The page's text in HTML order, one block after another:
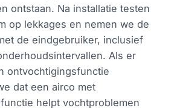
ontstaan. Na installatie testen
op lekkages en nemen we de
de eindgebruiker, inclusief
Als er
ontvochtigingsfunctie
dat een airco met
helpt vochtproblemen